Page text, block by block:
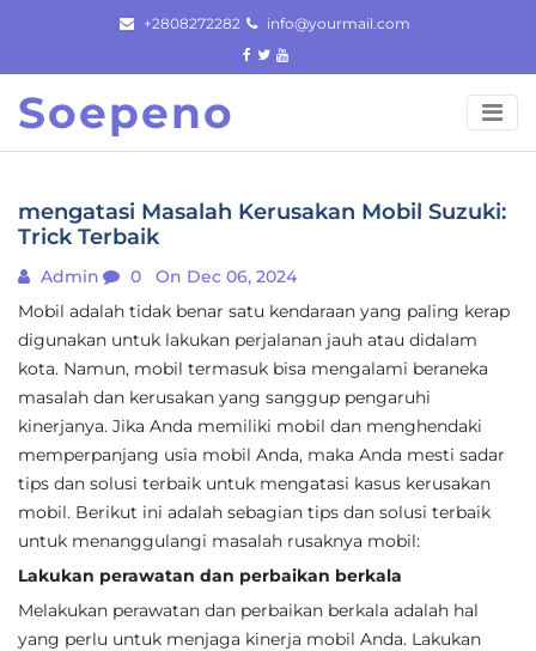
content
+2808272282 info@yourmail.com
Soepeno
mengatasi Masalah Kerusakan Mobil Suzuki:
Trick Terbaik
Admin 0
On Dec 06, 2024
Mobil adalah tidak benar satu kendaraan yang paling kerap
digunakan untuk lakukan perjalanan jauh atau didalam
kota. Namun, mobil termasuk bisa mengalami beraneka
masalah dan kerusakan yang sanggup pengaruhi
kinerjanya. Jika Anda memiliki mobil dan menghendaki
memperpanjang usia mobil Anda, maka Anda mesti sadar
tips dan solusi terbaik untuk mengatasi kasus kerusakan
mobil. Berikut ini adalah sebagian tips dan solusi terbaik
untuk menanggulangi masalah rusaknya mobil:
Lakukan perawatan dan perbaikan berkala
Melakukan perawatan dan perbaikan berkala adalah hal
yang perlu untuk menjaga kinerja mobil Anda. Lakukan